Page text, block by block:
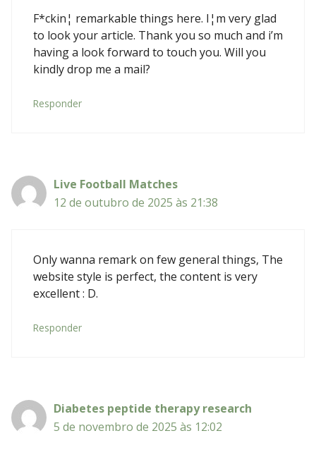
F*ckin¦ remarkable things here. I¦m very glad
to look your article. Thank you so much and i’m
having a look forward to touch you. Will you
kindly drop me a mail?
Responder
Live Football Matches
12 de outubro de 2025 às 21:38
Only wanna remark on few general things, The
website style is perfect, the content is very
excellent : D.
Responder
​Diabetes peptide therapy research
5 de novembro de 2025 às 12:02